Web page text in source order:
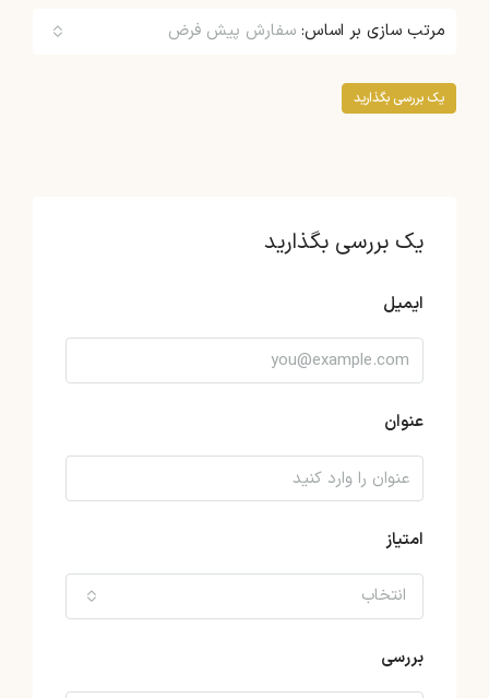
مرتب سازی بر اساس: سفارش پیش فرض
یک بررسی بگذارید
یک بررسی بگذارید
ایمیل
عنوان
امتیاز
انتخاب
بررسی